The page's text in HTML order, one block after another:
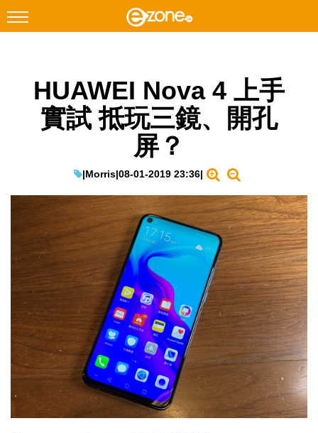
Facebook Instagram
科技焦點
教學評測
EduTech
IT Times
生成式AI與雲端應用
Enterprise Digital Transformation
特集
HUAWEI Nova 4 上手
實試 抵玩三鏡、開孔
屏？
|Morris|08-01-2019 23:36|